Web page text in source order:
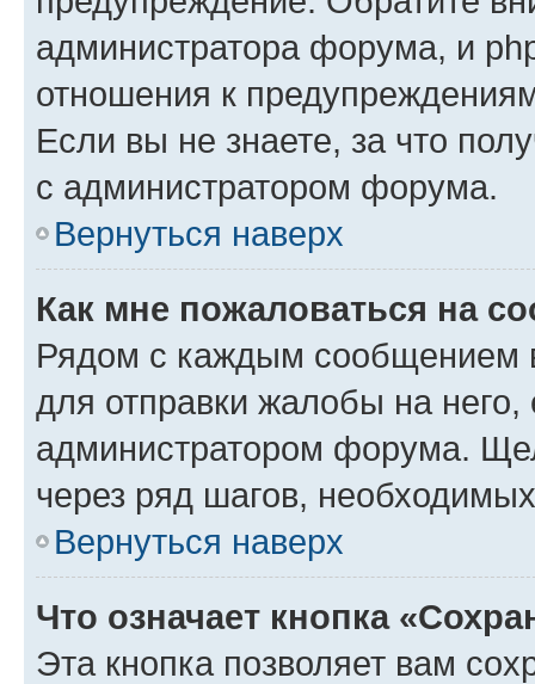
администратора форума, и
отношения к
Если вы не знаете, за что
с администратором форума.
Вернуться наверх
Как мне пожаловаться на
Рядом с каждым сообщением
для отправки жалобы на
администратором форума.
через ряд шагов,
Вернуться наверх
Что означает кнопка
Эта кнопка позволяет вам